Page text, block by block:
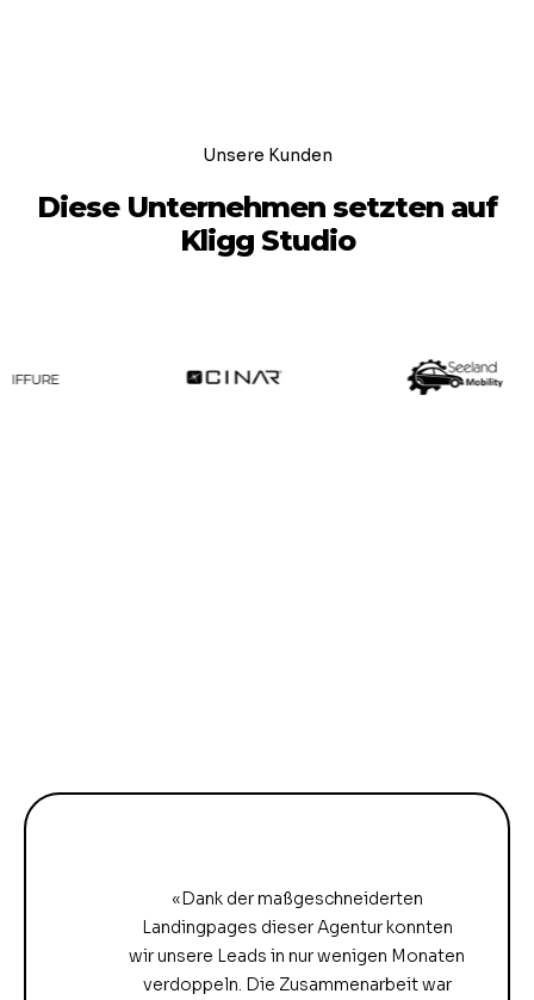
Unsere Kunden
Diese Unternehmen setzten auf
Kligg Studio
«Dank der maßgeschneiderten
Landingpages dieser Agentur konnten
wir unsere Leads in nur wenigen Monaten
verdoppeln. Die Zusammenarbeit war